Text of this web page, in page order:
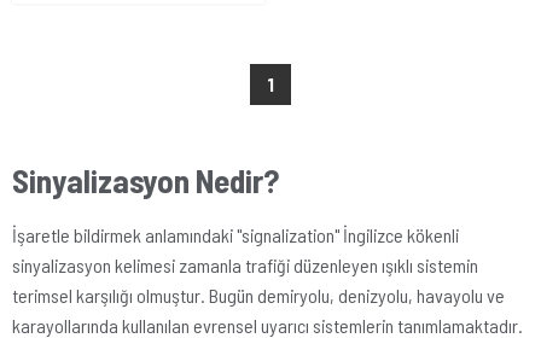
1
Sinyalizasyon Nedir?
İşaretle bildirmek anlamındaki "signalization" İngilizce kökenli
sinyalizasyon kelimesi zamanla trafiği düzenleyen ışıklı sistemin
terimsel karşılığı olmuştur. Bugün demiryolu, denizyolu, havayolu ve
karayollarında kullanılan evrensel uyarıcı sistemlerin tanımlamaktadır.